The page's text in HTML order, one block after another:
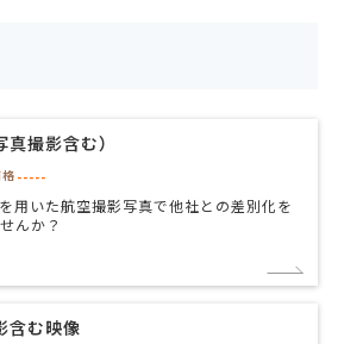
撮影含む）
-----
用いた航空撮影写真で他社との差別化を
んか？
含む映像